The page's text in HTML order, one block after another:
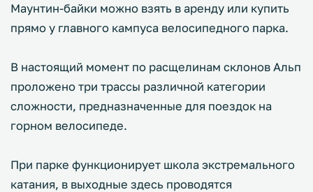
Маунтин-байки можно взять в аренду или купить
прямо у главного кампуса велосипедного парка.
В настоящий момент по расщелинам склонов Альп
проложено три трассы различной категории
сложности, предназначенные для поездок на
горном велосипеде.
При парке функционирует школа экстремального
катания, в выходные здесь проводятся